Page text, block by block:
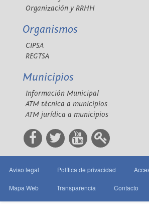
Organización y RRHH
Organismos
CIPSA
REGTSA
Municipios
Información Municipal
ATM técnica a municipios
ATM jurídica a municipios
Aviso legal Política de privacidad
Mapa Web Transparencia Contacto